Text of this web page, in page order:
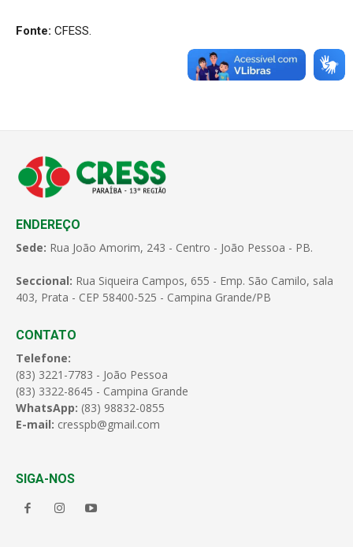
Fonte: CFESS.
ENDEREÇO
Sede: Rua João Amorim, 243 - Centro - João Pessoa - PB.
Seccional: Rua Siqueira Campos, 655 - Emp. São Camilo, sala
403, Prata - CEP 58400-525 - Campina Grande/PB
CONTATO
Telefone:
(83) 3221-7783 - João Pessoa
(83) 3322-8645 - Campina Grande
WhatsApp: (83) 98832-0855
E-mail: cresspb@gmail.com
SIGA-NOS